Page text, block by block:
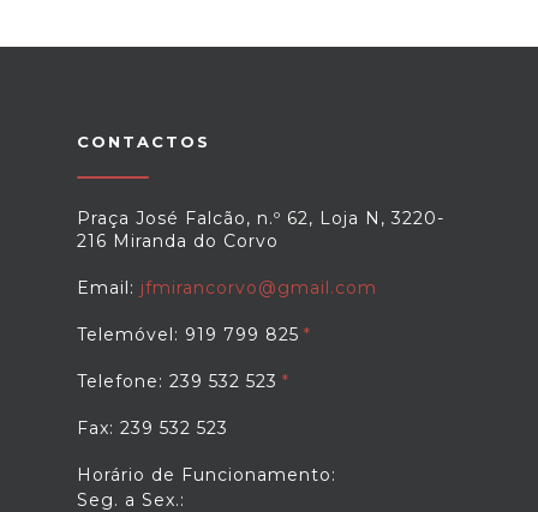
CONTACTOS
Praça José Falcão, n.º 62, Loja N, 3220-
216 Miranda do Corvo
Email: jfmirancorvo@gmail.com
Telemóvel: 919 799 825
Telefone: 239 532 523
Fax: 239 532 523
Horário de Funcionamento:
Seg. a Sex.: